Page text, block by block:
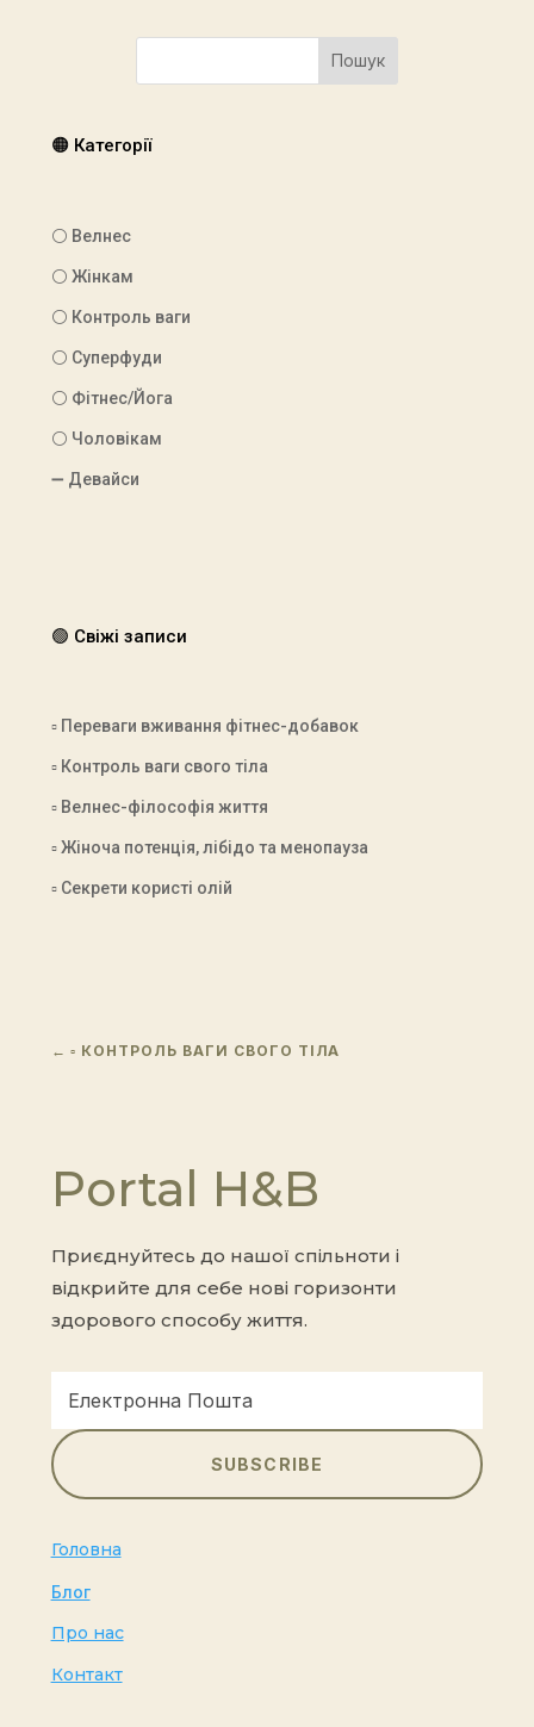
Пошук
🟠 Категорії
⚪ Велнес
⚪ Жінкам
⚪ Контроль ваги
⚪ Суперфуди
⚪ Фітнес/Йога
⚪ Чоловікам
➖ Девайси
🟢 Свіжі записи
▫ Переваги вживання фітнес-добавок
▫ Контроль ваги свого тіла
▫ Велнес-філософія життя
▫ Жіноча потенція, лібідо та менопауза
▫ Секрети користі олій
←▫ КОНТРОЛЬ ВАГИ СВОГО ТІЛА
Portal H&B
Приєднуйтесь до нашої спільноти і
відкрийте для себе нові горизонти
здорового способу життя.
SUBSCRIBE
Головна
Блог
Про нас
Контакт